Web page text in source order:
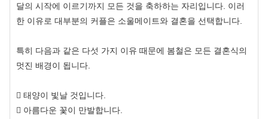
달의 시작에 이르기까지 모든 것을 축하하는 자리입니다. 이러
한 이유로 대부분의 커플은 소울메이트와 결혼을 선택합니다.
특히 다음과 같은 다섯 가지 이유 때문에 봄철은 모든 결혼식의
멋진 배경이 됩니다.
 태양이 빛날 것입니다.
 아름다운 꽃이 만발합니다.